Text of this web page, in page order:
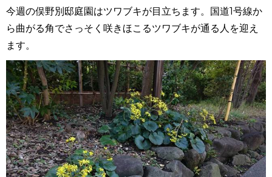
今週の俣野別邸庭園はツワブキが目立ちます。国道1号線か
ら曲がる角でさっそく咲きほこるツワブキが通る人を迎え
ます。